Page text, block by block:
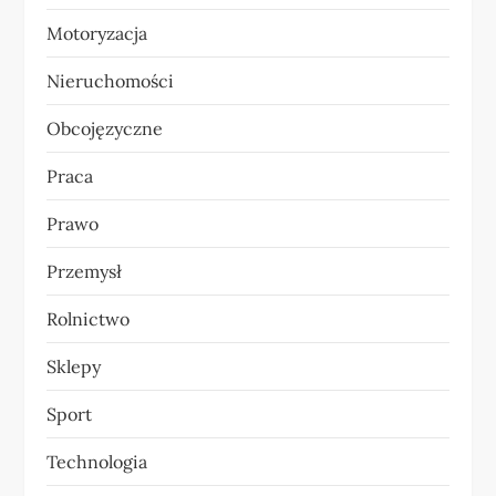
Motoryzacja
Nieruchomości
Obcojęzyczne
Praca
Prawo
Przemysł
Rolnictwo
Sklepy
Sport
Technologia